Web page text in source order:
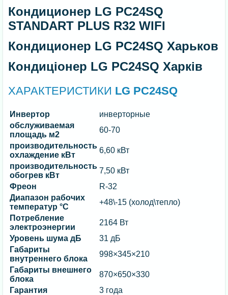
Кондиционер LG PC24SQ
STANDART PLUS R32 WIFI
Кондиционер LG PC24SQ Харьков
Кондиціонер LG PC24SQ Харків
ХАРАКТЕРИСТИКИ LG PC24SQ
Инвертор
инверторные
обслуживаемая
площадь м2
60-70
производительность
охлаждение кВт
6,60 кВт
производительность
обогрев кВт
7,50 кВт
Фреон
R-32
Диапазон рабочих
температур °C
+48\-15 (холод\тепло)
Потребление
электроэнергии
2164 Вт
Уровень шума дБ
31 дБ
Габариты
внутреннего блока
998×345×210
Габариты внешнего
блока
870×650×330
Гарантия
3 года